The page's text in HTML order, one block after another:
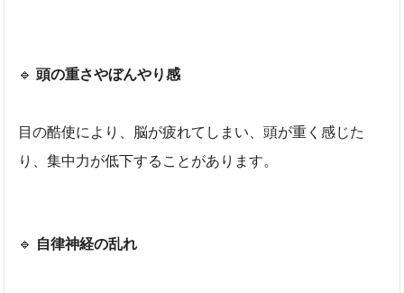
🔹頭の重さやぼんやり感
目の酷使により、脳が疲れてしまい、頭が重く感じた
り、集中力が低下することがあります。
🔹 自律神経の乱れ